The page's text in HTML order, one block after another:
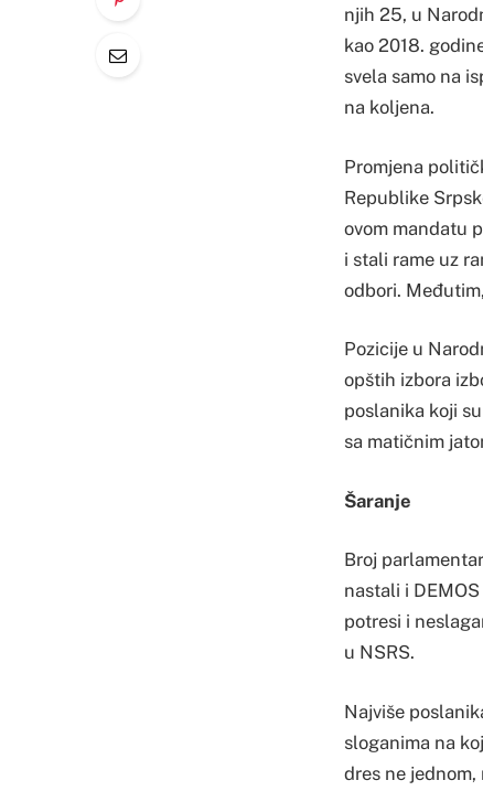
njih 25, u
kao 2018.
svela samo na
na koljena.
Promjena
Republike
ovom mandatu
i stali rame uz
odbori.
Pozicije u
opštih izbora
poslanika koji
sa matičnim
Šaranje
Broj
nastali i
potresi i
u NSRS.
Najviše
sloganima na
dres ne